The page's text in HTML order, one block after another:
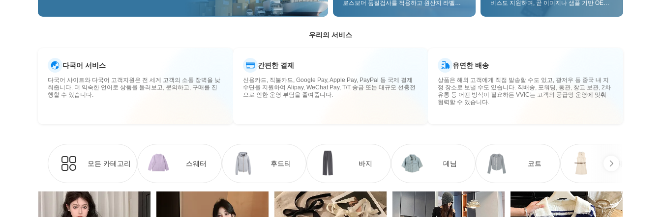
로스보더 품질검사를 적용하고 원산지 라벨을
낮춥니다.
비스도 지원하며, 곧 이미지나 샘플 기반 OEM
를 비즈니스에 더 잘 맞는 공급망 역량으로 전환
우리의 서비스
다국어 서비스
다국어 사이트와 다국어 고객지원은 전 세계 고객의 소통 장벽을 낮
춰줍니다. 더 익숙한 언어로 상품을 둘러보고, 문의하고, 구매를 진
행할 수 있습니다.
간편한 결제
신용카드, 직불카드, Google Pay, Apple Pay, PayPal 등 국제 결제
수단을 지원하여 Alipay, WeChat Pay, T/T 송금 또는 대규모 선충전
으로 인한 운영 부담을 줄여줍니다.
유연한 배송
상품은 해외 고객에게 직접 발송할 수도 있고, 광저우 등 중국 내 지
정 장소로 보낼 수도 있습니다. 직배송, 포워딩, 통관, 창고 보관, 2차
유통 등 어떤 방식이 필요하든 VVIC는 고객의 공급망 운영에 맞춰
협력할 수 있습니다.
모든 카테고리 스웨터 후드티 바지 데님 코트 원피스